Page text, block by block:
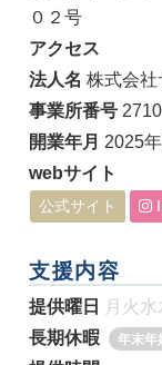
０２号
アクセス
法人名 株式会社
事業所番号
開業年月 2025
webサイト
公式サイト
支援内容
提供曜日 月 火 水
長期休暇
年末年